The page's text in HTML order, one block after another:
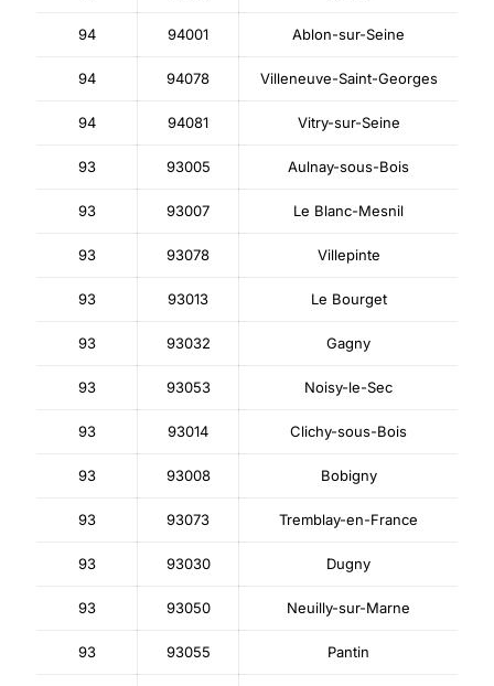
94 94001 Ablon-sur-Seine
94 94078 Villeneuve-Saint-Georges
94 94081 Vitry-sur-Seine
93 93005 Aulnay-sous-Bois
93 93007 Le Blanc-Mesnil
93 93078 Villepinte
93 93013 Le Bourget
93 93032 Gagny
93 93053 Noisy-le-Sec
93 93014 Clichy-sous-Bois
93 93008 Bobigny
93 93073 Tremblay-en-France
93 93030 Dugny
93 93050 Neuilly-sur-Marne
93 93055 Pantin